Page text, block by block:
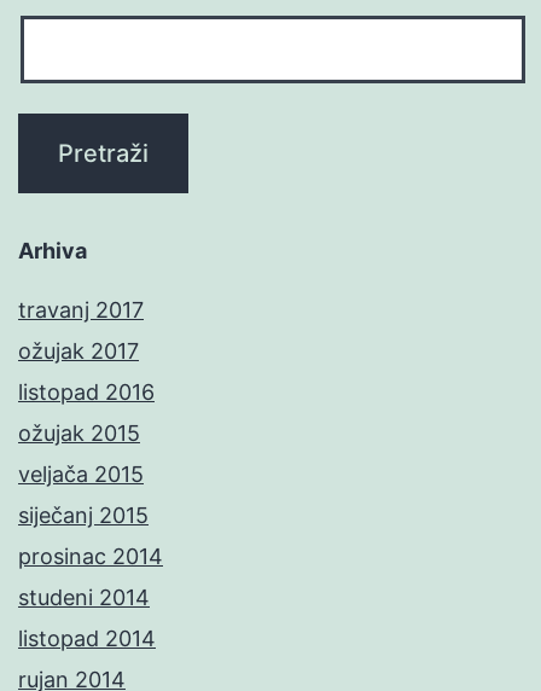
Arhiva
travanj 2017
ožujak 2017
listopad 2016
ožujak 2015
veljača 2015
siječanj 2015
prosinac 2014
studeni 2014
listopad 2014
rujan 2014